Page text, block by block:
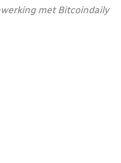
met Bitcoindaily